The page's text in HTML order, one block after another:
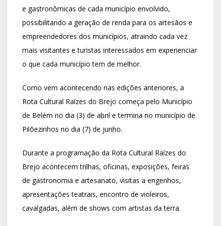
e gastronômicas de cada município envolvido,
possibilitando a geração de renda para os artesãos e
empreendedores dos municípios, atraindo cada vez
mais visitantes e turistas interessados em experienciar
o que cada município tem de melhor.
Como vem acontecendo nas edições anteriores, a
Rota Cultural Raízes do Brejo começa pelo Município
de Belém no dia (3) de abril e termina no município de
Pilõezinhos no dia (7) de junho.
Durante a programação da Rota Cultural Raízes do
Brejo acontecem trilhas, oficinas, exposições, feiras
de gastronomia e artesanato, visitas a engenhos,
apresentações teatrais, encontro de violeiros,
cavalgadas, além de shows com artistas da terra.